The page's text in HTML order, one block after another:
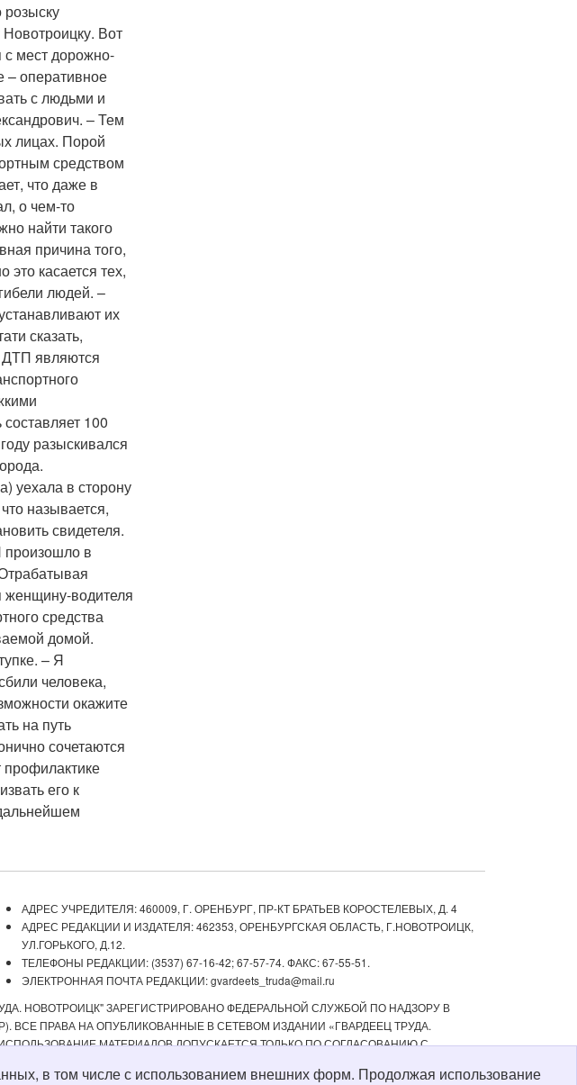
Вот
с мест дорожно-
– оперативное
с людьми и
– Тем
лицах. Порой
средством
что даже в
о чем-то
найти такого
причина того,
касается тех,
людей. –
их
сказать,
ДТП являются
100
разыскивался
уехала в сторону
называется,
свидетеля.
произошло в
водителя
средства
домой.
– Я
человека,
окажите
на путь
сочетаются
профилактике
его к
АДРЕС УЧРЕДИТЕЛЯ: 460009, Г. ОРЕНБУРГ, ПР-КТ БРАТЬЕВ КОРОСТЕЛЕВЫХ, Д. 4
АДРЕС РЕДАКЦИИ И ИЗДАТЕЛЯ: 462353, ОРЕНБУРГСКАЯ ОБЛАСТЬ, Г.НОВОТРОИЦК,
УЛ.ГОРЬКОГО, Д.12.
ТЕЛЕФОНЫ РЕДАКЦИИ: (3537) 67-16-42; 67-57-74. ФАКС: 67-55-51.
ЭЛЕКТРОННАЯ ПОЧТА РЕДАКЦИИ: gvardeets_truda@mail.ru
НОВОТРОИЦК" ЗАРЕГИСТРИРОВАНО ФЕДЕРАЛЬНОЙ СЛУЖБОЙ ПО НАДЗОРУ В
ПРАВА НА ОПУБЛИКОВАННЫЕ В СЕТЕВОМ ИЗДАНИИ «ГВАРДЕЕЦ ТРУДА.
МАТЕРИАЛОВ ДОПУСКАЕТСЯ ТОЛЬКО ПО СОГЛАСОВАНИЮ С
ГИПЕРССЫЛКИ. ДЛЯ ДЕТЕЙ СТАРШЕ 16 ЛЕТ.
в том числе с использованием внешних форм. Продолжая использование